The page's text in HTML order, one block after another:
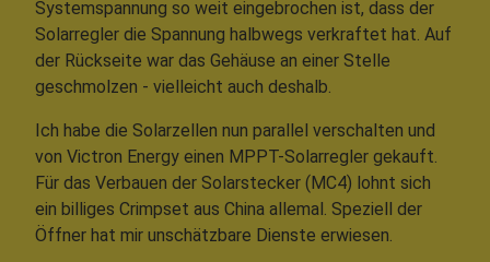
Systemspannung so weit eingebrochen ist, dass der
Solarregler die Spannung halbwegs verkraftet hat. Auf
der Rückseite war das Gehäuse an einer Stelle
geschmolzen - vielleicht auch deshalb.
Ich habe die Solarzellen nun parallel verschalten und
von Victron Energy einen MPPT-Solarregler gekauft.
Für das Verbauen der Solarstecker (MC4) lohnt sich
ein billiges Crimpset aus China allemal. Speziell der
Öffner hat mir unschätzbare Dienste erwiesen.